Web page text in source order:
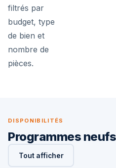
filtrés par
budget, type
de bien et
nombre de
pièces.
DISPONIBILITÉS
Programmes
Tout afficher